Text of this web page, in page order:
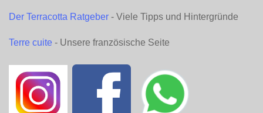
Der Terracotta Ratgeber - Viele Tipps und Hintergründe
Terre cuite - Unsere französische Seite